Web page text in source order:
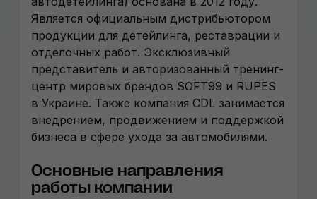
Является официальным дистрибьютором
продукции для детейлинга, реставрации и
отделочных работ. Эксклюзивный
представитель и авторизованный тренинг-
центр мировых брендов SOFT99 и RUPES
в Украине. Также компания CDL занимается
внедрением, продвижением и поддержкой
бизнеса в сфере ухода за автомобилями.
Основные направления
работы компании